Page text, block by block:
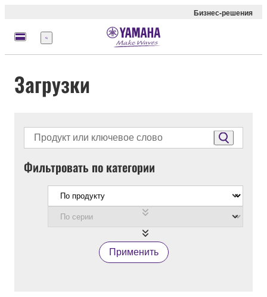
Бизнес-решения
Меню
Загрузки
Фильтровать по категории
Применить